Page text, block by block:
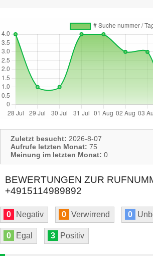
Zuletzt besucht: 2026-8-07
Aufrufe letzten Monat: 75
Meinung im letzten Monat: 0
BEWERTUNGEN ZUR
+4915114989892
0 Negativ 0 Verwirrend 0
0 Egal 3 Positiv